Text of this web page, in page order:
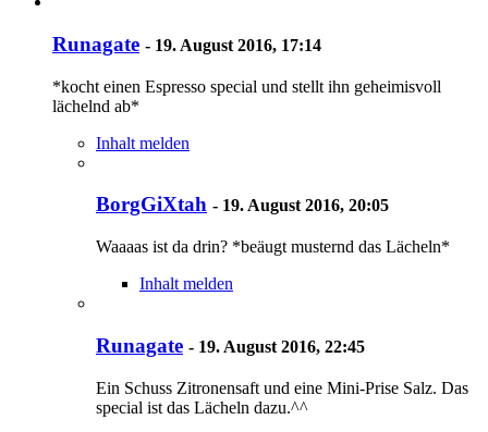
Runagate - 19. August 2016, 17:14
*kocht einen Espresso special und stellt ihn geheimisvoll
lächelnd ab*
Inhalt melden
BorgGiXtah - 19. August 2016, 20:05
Waaaas ist da drin? *beäugt musternd das Lächeln*
Inhalt melden
Runagate - 19. August 2016, 22:45
Ein Schuss Zitronensaft und eine Mini-Prise Salz. Das
special ist das Lächeln dazu.^^